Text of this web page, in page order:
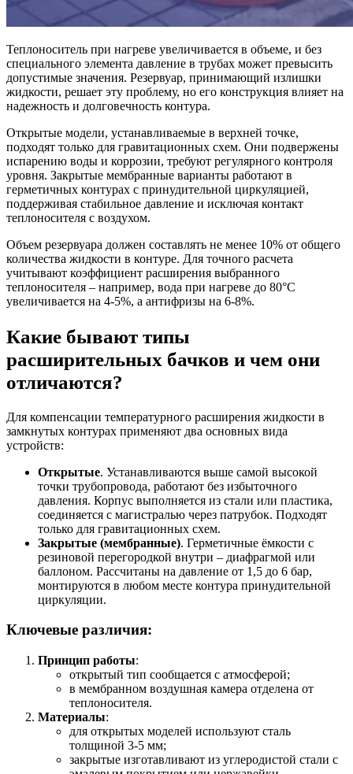
Теплоноситель при нагреве увеличивается в объеме, и без
специального элемента давление в трубах может превысить
допустимые значения. Резервуар, принимающий излишки
жидкости, решает эту проблему, но его конструкция влияет на
надежность и долговечность контура.
Открытые модели, устанавливаемые в верхней точке,
подходят только для гравитационных схем. Они подвержены
испарению воды и коррозии, требуют регулярного контроля
уровня. Закрытые мембранные варианты работают в
герметичных контурах с принудительной циркуляцией,
поддерживая стабильное давление и исключая контакт
теплоносителя с воздухом.
Объем резервуара должен составлять не менее 10% от общего
количества жидкости в контуре. Для точного расчета
учитывают коэффициент расширения выбранного
теплоносителя – например, вода при нагреве до 80°C
увеличивается на 4-5%, а антифризы на 6-8%.
Какие бывают типы
расширительных бачков и чем они
отличаются?
Для компенсации температурного расширения жидкости в
замкнутых контурах применяют два основных вида
устройств:
Открытые. Устанавливаются выше самой высокой
точки трубопровода, работают без избыточного
давления. Корпус выполняется из стали или пластика,
соединяется с магистралью через патрубок. Подходят
только для гравитационных схем.
Закрытые (мембранные). Герметичные ёмкости с
резиновой перегородкой внутри – диафрагмой или
баллоном. Рассчитаны на давление от 1,5 до 6 бар,
монтируются в любом месте контура принудительной
циркуляции.
Ключевые различия:
Принцип работы:
открытый тип сообщается с атмосферой;
в мембранном воздушная камера отделена от
теплоносителя.
Материалы:
для открытых моделей используют сталь
толщиной 3-5 мм;
закрытые изготавливают из углеродистой стали с